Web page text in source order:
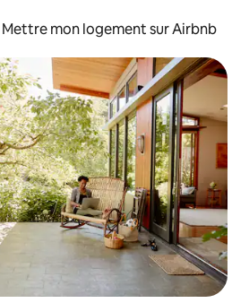
Mettre mon logement sur Airbnb